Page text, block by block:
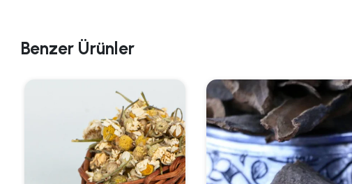
Benzer Ürünler